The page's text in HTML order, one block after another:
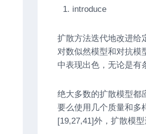
introduce
扩散方法迭代地改进给
对数似然模型和对抗模
中表现出色，无论是有
绝大多数的扩散模型都
要么使用几个质量和多
[19,27,41]外，扩散模